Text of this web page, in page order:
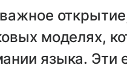
моделях,
языка. Эти